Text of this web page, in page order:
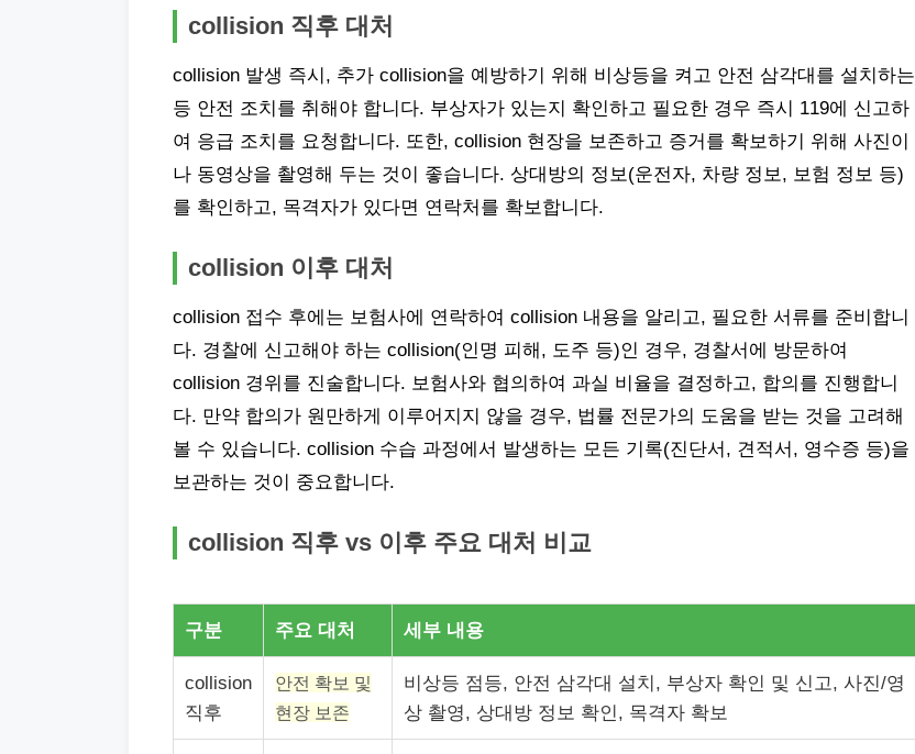
collision 직후 대처
collision 발생 즉시, 추가 collision을 예방하기 위해 비상등을 켜고 안전 삼각대를 설치하는
등 안전 조치를 취해야 합니다. 부상자가 있는지 확인하고 필요한 경우 즉시 119에 신고하
여 응급 조치를 요청합니다. 또한, collision 현장을 보존하고 증거를 확보하기 위해 사진이
나 동영상을 촬영해 두는 것이 좋습니다. 상대방의 정보(운전자, 차량 정보, 보험 정보 등)
를 확인하고, 목격자가 있다면 연락처를 확보합니다.
collision 이후 대처
collision 접수 후에는 보험사에 연락하여 collision 내용을 알리고, 필요한 서류를 준비합니
다. 경찰에 신고해야 하는 collision(인명 피해, 도주 등)인 경우, 경찰서에 방문하여
collision 경위를 진술합니다. 보험사와 협의하여 과실 비율을 결정하고, 합의를 진행합니
다. 만약 합의가 원만하게 이루어지지 않을 경우, 법률 전문가의 도움을 받는 것을 고려해
볼 수 있습니다. collision 수습 과정에서 발생하는 모든 기록(진단서, 견적서, 영수증 등)을
보관하는 것이 중요합니다.
collision 직후 vs 이후 주요 대처 비교
구분 주요 대처 세부 내용
collision
직후
안전 확보 및
현장 보존
비상등 점등, 안전 삼각대 설치, 부상자 확인 및 신고, 사진/영
상 촬영, 상대방 정보 확인, 목격자 확보